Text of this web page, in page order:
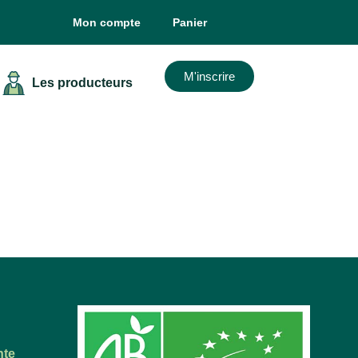
Mon compte Panier
Les producteurs M'inscrire